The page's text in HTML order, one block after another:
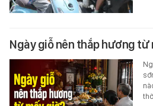
Ngày giỗ nên thắp hương từ